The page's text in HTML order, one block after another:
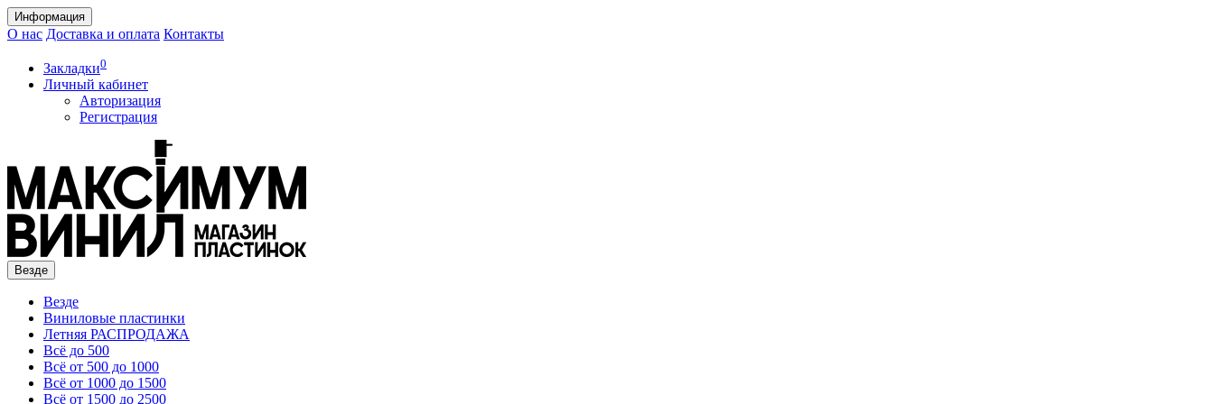
Информация
О нас Доставка и оплата Контакты
Закладки0
Личный кабинет
Авторизация
Регистрация
Везде
Везде
Виниловые пластинки
Летняя РАСПРОДАЖА
Всё до 500
Всё от 500 до 1000
Всё от 1000 до 1500
Всё от 1500 до 2500